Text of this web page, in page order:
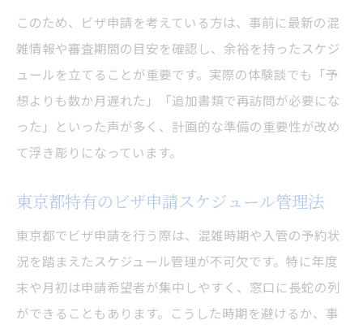
このため、ビザ申請を考えている方は、事前に最新の混
雑情報や審査期間の目安を確認し、余裕を持ったスケジ
ュールを立てることが重要です。実際の体験談でも「予
想よりも数か月遅れた」「追加書類で再訪問が必要にな
った」といった声が多く、計画的な準備の重要性が改め
て浮き彫りになっています。
東京都特有のビザ申請スケジュール管理法
東京都でビザ申請を行う際は、混雑時期や入管の予約状
況を踏まえたスケジュール管理が不可欠です。特に年度
末や月初は申請希望者が集中しやすく、窓口に長蛇の列
ができることもあります。こうした時期を避けるか、事